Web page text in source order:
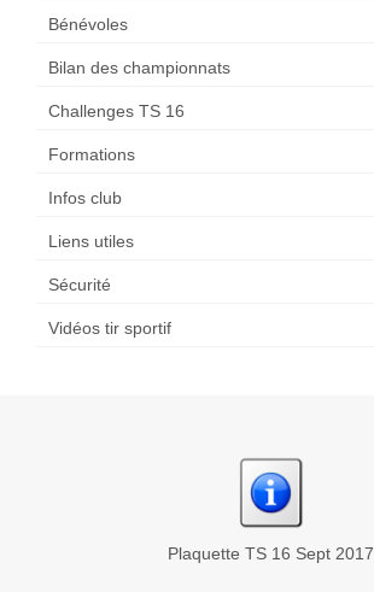
Bénévoles
Bilan des championnats
Challenges TS 16
Formations
Infos club
Liens utiles
Sécurité
Vidéos tir sportif
Plaquette TS 16 Sept 2017